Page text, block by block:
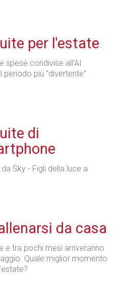
per l'estate
spese condivise all'AI
periodo più "divertente"
di
Sky - Figli della luce a
da casa
e tra pochi mesi arriveranno
Quale miglior momento